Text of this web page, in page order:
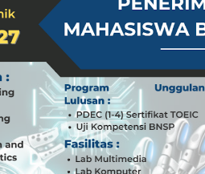
Detik-Detik yang Mengubah Dunia
Hari Pelaut Sedunia: Menghargai Peran
Gempa Dashyat di Venezuela: Kondisi
Hari Pelaut Sedunia: Menghargai